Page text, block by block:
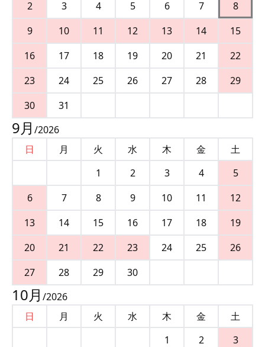
2
3 4 5 6 7
8
9
10 11 12 13 14
15
16
17 18 19 20 21
22
23
24 25 26 27 28
29
30
31
9月 /2026
日
月 火 水 木 金
土
1
2 3 4
5
6
7 8 9 10 11
12
13
14 15 16 17 18
19
20
21 22 23 24 25
26
27
28 29 30
10月 /2026
日
月 火 水 木 金
土
1
2
3